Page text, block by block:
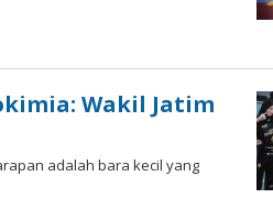
Wakil Jatim
adalah bara kecil yang